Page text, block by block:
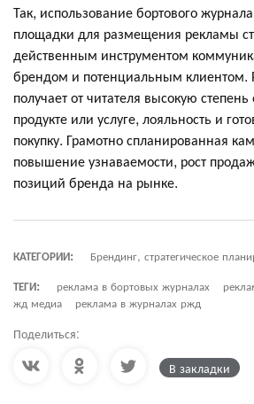
Так, использование бортового
площадки для размещения рекламы
действенным инструментом
брендом и потенциальным клиентом.
получает от читателя высокую
продукте или услуге, лояльность и
покупку. Грамотно спланированная
повышение узнаваемости, рост
позиций бренда на рынке.
КАТЕГОРИИ:
Брендинг, стратегическое
ТЕГИ:
реклама в бортовых журналах
жд медиа
реклама в журналах ржд
Поделиться:
В закладки